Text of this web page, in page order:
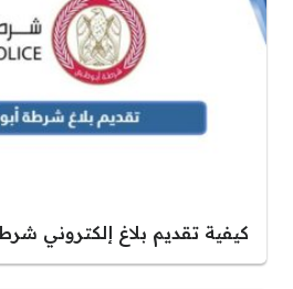
كيفية تقديم بلاغ إلكتروني